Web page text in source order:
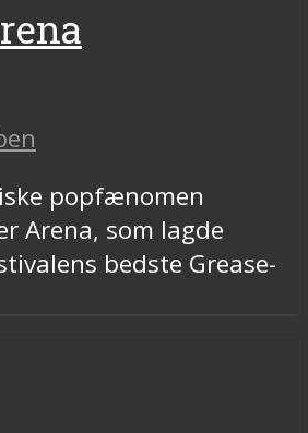
popfænomen
Arena, som lagde
bedste Grease-